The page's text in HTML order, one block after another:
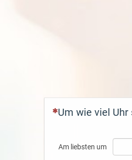
(Dies ist eine
Um wie viel
Am liebsten um